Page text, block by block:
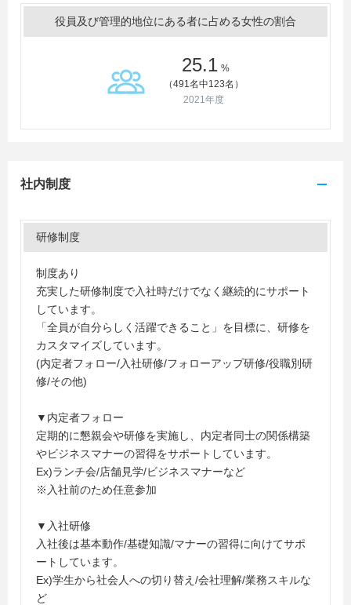
役員及び管理的地位にある者に占める女性の割合
25.1 %
（491名中123名）
2021年度
社内制度
研修制度
制度あり
充実した研修制度で入社時だけでなく継続的にサポート
しています。
「全員が自分らしく活躍できること」を目標に、研修を
カスタマイズしています。
(内定者フォロー/入社研修/フォローアップ研修/役職別研
修/その他)
▼内定者フォロー
定期的に懇親会や研修を実施し、内定者同士の関係構築
やビジネスマナーの習得をサポートしています。
Ex)ランチ会/店舗見学/ビジネスマナーなど
※入社前のため任意参加
▼入社研修
入社後は基本動作/基礎知識/マナーの習得に向けてサポ
ートしています。
Ex)学生から社会人への切り替え/会社理解/業務スキルな
ど